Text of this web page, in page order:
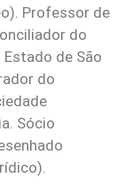
Professor de
do
de São
do
Sócio